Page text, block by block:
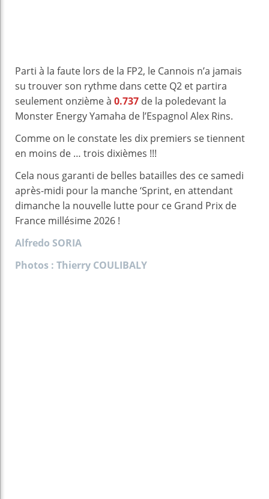
Parti à la faute lors de la FP2, le Cannois n’a jamais
su trouver son rythme dans cette Q2 et partira
seulement onzième à 0.737 de la poledevant la
Monster Energy Yamaha de l’Espagnol Alex Rins.
Comme on le constate les dix premiers se tiennent
en moins de … trois dixièmes !!!
Cela nous garanti de belles batailles des ce samedi
après-midi pour la manche ‘Sprint, en attendant
dimanche la nouvelle lutte pour ce Grand Prix de
France millésime 2026 !
Alfredo SORIA
Photos : Thierry COULIBALY